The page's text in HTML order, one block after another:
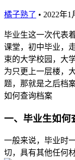
橘子熟了 • 2022年1
毕业生这一次代表
课堂，初中毕业，
束的大学校园，大
为只更上一层楼，
题，那就是之后档
如何查询档案
一、毕业生如何
一般来说，毕业时
切，具有其他任何